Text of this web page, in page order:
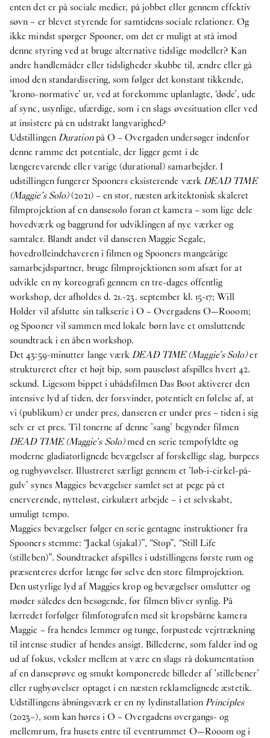
enten det er på sociale medier, på jobbet eller gennem effektiv
søvn – er blevet styrende for samtidens sociale relationer. Og
ikke mindst spørger Spooner, om det er muligt at stå imod
denne styring ved at bruge alternative tidslige modeller? Kan
andre handlemåder eller tidsligheder skubbe til, ændre eller gå
imod den standardisering, som følger det konstant tikkende,
’krono-normative’ ur, ved at forekomme uplanlagte, ‘døde’, ude
af sync, usynlige, ufærdige, som i en slags øvesituation eller ved
at insistere på en udstrakt langvarighed?
UdstillingenDurationpå O – Overgaden undersøger indenfor
denne ramme det potentiale, der ligger gemt i de
længerevarende eller varige (durational) samarbejder. I
udstillingen fungerer Spooners eksisterende værkDEAD TIME
(Maggie’s Solo)(2021) – en stor, næsten arkitektonisk skaleret
filmprojektion af en dansesolo foran et kamera – som lige dele
hovedværk og baggrund for udviklingen af nye værker og
samtaler. Blandt andet vil danseren Maggie Segale,
hovedrolleindehaveren i filmen og Spooners mangeårige
samarbejdspartner, bruge filmprojektionen som afsæt for at
udvikle en ny koreografi gennem en tre-dages offentlig
workshop, der afholdes d. 21.-23. september kl. 15-17; Will
Holder vil afslutte sin talkserie i O – Overgadens O—Rooom;
og Spooner vil sammen med lokale børn lave et omsluttende
soundtrack i en åben workshop.
Det 43:59-minutter lange værkDEAD TIME (Maggie’s Solo)er
struktureret efter et højt bip, som pauseløst afspilles hvert 42.
sekund. Ligesom bippet i ubådsfilmen Das Boot aktiverer den
intensive lyd af tiden, der forsvinder, potentielt en følelse af, at
vi (publikum) er under pres, danseren er under pres – tiden i sig
selv er et pres. Til tonerne af denne ’sang’ begynder filmen
DEAD TIME (Maggie’s Solo)med en serie tempofyldte og
moderne gladiatorlignede bevægelser af forskellige slag, burpees
og rugbyøvelser. Illustreret særligt gennem et ’løb-i-cirkel-på-
gulv’ synes Maggies bevægelser samlet set at pege på et
enerverende, nytteløst, cirkulært arbejde – i et selvskabt,
umuligt tempo.
Maggies bevægelser følger en serie gentagne instruktioner fra
Spooners stemme: “Jackal (sjakal)”, “Stop”, “Still Life
(stilleben)”. Soundtracket afspilles i udstillingens første rum og
præsenteres derfor længe før selve den store filmprojektion.
Den ustyrlige lyd af Maggies krop og bevægelser omslutter og
møder således den besøgende, før filmen bliver synlig. På
lærredet forfølger filmfotografen med sit kropsbårne kamera
Maggie – fra hendes lemmer og tunge, forpustede vejrtrækning
til intense studier af hendes ansigt. Billederne, som falder ind og
ud af fokus, veksler mellem at være en slags rå dokumentation
af en danseprøve og smukt komponerede billeder af ’stillebener’
eller rugbyøvelser optaget i en næsten reklamelignede æstetik.
Udstillingens åbningsværk er en ny lydinstallationPrinciples
(2023–), som kan høres i O – Overgadens overgangs- og
mellemrum, fra husets entre til eventrummet O—Rooom og i